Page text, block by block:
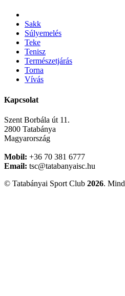
Sakk
Súlyemelés
Teke
Tenisz
Természetjárás
Torna
Vívás
Kapcsolat
Szent Borbála út 11.
2800 Tatabánya
Magyarország
Mobil: +36 70 381 6777
Email: tsc@tatabanyaisc.hu
© Tatabányai Sport Club 2026.